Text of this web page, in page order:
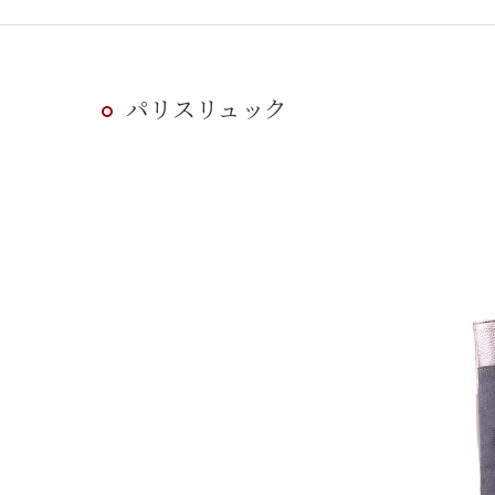
パリスリュック